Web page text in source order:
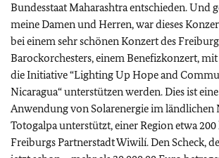
Bundesstaat Maharashtra entschieden. Und
meine Damen und Herren, war dieses
bei einem sehr schönen Konzert des
Barockorchesters, einem Benefizkonzert,
die Initiative “Lighting Up Hopeand
Nicaragua“unterstützen werden. Dies ist
Anwendung von Solarenergie im ländlichen
Totogalpa unterstützt, einer Region etwa
Freiburgs Partnerstadt Wiwilí. Den Scheck,